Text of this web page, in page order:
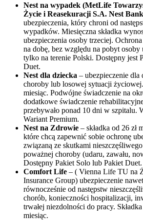
Nest na wypadek (MetLife
Życie i Reasekuracji S.A. Nest
ubezpieczenia, który chroni od
wypadków. Miesięczna składka
ubezpieczenia osoby trzeciej.
na dobę, bez względu na pobyt osoby
tylko na terenie Polski. Dostępny jest
Duet.
Nest dla dziecka – ubezpieczenie dla
choroby lub losowej sytuacji życiowej.
miesiąc. Podwójne świadczenie na
dodatkowe świadczenie
przebywało ponad 10 dni w szpitalu.
Wariant Premium.
Nest na Zdrowie – składka od 26 zł
które chcą zapewnić sobie ochronę
związaną ze skutkami
poważnej choroby (udaru, zawału,
Dostępny Pakiet Solo lub Pakiet Duet.
Comfort Life – ( Vienna Life TU na
Insurance Group) ubezpieczenie
równocześnie od następstw
chorób, konieczności hospitalizacji,
trwałej niezdolności do pracy.
miesiąc.